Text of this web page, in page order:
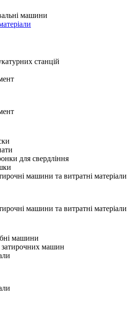
машини
станцій
для свердління
машини та витратні матеріали
машини та витратні матеріали
машини
затирочних машин